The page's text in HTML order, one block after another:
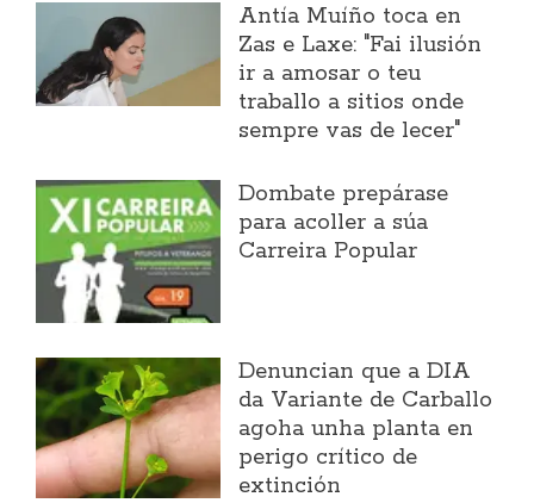
Antía Muíño toca en
Zas e Laxe: "Fai ilusión
ir a amosar o teu
traballo a sitios onde
sempre vas de lecer"
Dombate prepárase
para acoller a súa
Carreira Popular
Denuncian que a DIA
da Variante de Carballo
agoha unha planta en
perigo crítico de
extinción